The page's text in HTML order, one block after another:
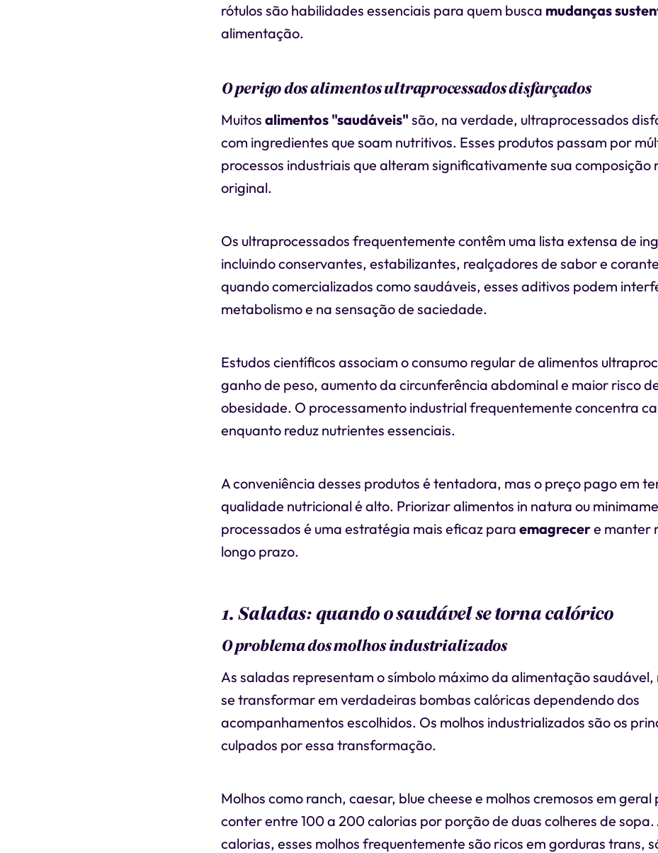
rótulos são habilidades essenciais para quem busca mudanças
alimentação.
O perigo dos alimentos ultraprocessados disfarçados
Muitos alimentos "saudáveis" são, na verdade, ultraprocessados
com ingredientes que soam nutritivos. Esses produtos passam por
processos industriais que alteram significativamente sua composição
original.
Os ultraprocessados frequentemente contêm uma lista extensa de
incluindo conservantes, estabilizantes, realçadores de sabor e
quando comercializados como saudáveis, esses aditivos podem
metabolismo e na sensação de saciedade.
Estudos científicos associam o consumo regular de alimentos
ganho de peso, aumento da circunferência abdominal e maior risco
obesidade. O processamento industrial frequentemente concentra
enquanto reduz nutrientes essenciais.
A conveniência desses produtos é tentadora, mas o preço pago em
qualidade nutricional é alto. Priorizar alimentos in natura ou
processados é uma estratégia mais eficaz para emagrecere manter
longo prazo.
1. Saladas: quando o saudável se torna calórico
O problema dos molhos industrializados
As saladas representam o símbolo máximo da alimentação saudável,
se transformar em verdadeiras bombas calóricas dependendo dos
acompanhamentos escolhidos. Os molhos industrializados são os
culpados por essa transformação.
Molhos como ranch, caesar, blue cheese e molhos cremosos em geral
conter entre 100 a 200 calorias por porção de duas colheres de sopa.
calorias, esses molhos frequentemente são ricos em gorduras trans,